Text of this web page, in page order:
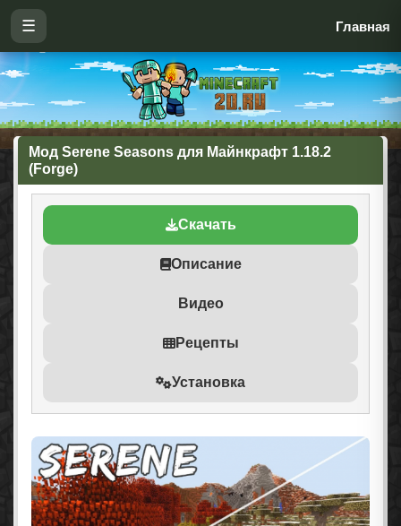
☰ Главная
Мод Serene Seasons для Майнкрафт 1.18.2
(Forge)
Скачать
Описание
Видео
Рецепты
Установка